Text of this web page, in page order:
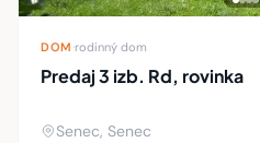
DOM rodinný dom
Predaj 3 izb. Rd, rovinka
Senec, Senec